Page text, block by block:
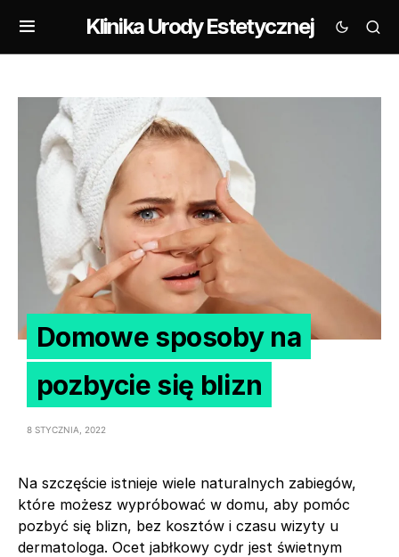
Klinika Urody Estetycznej
Domowe sposoby na
pozbycie się blizn
8 STYCZNIA, 2022
Na szczęście istnieje wiele naturalnych zabiegów,
które możesz wypróbować w domu, aby pomóc
pozbyć się blizn, bez kosztów i czasu wizyty u
dermatologa. Ocet jabłkowy cydr jest świetnym